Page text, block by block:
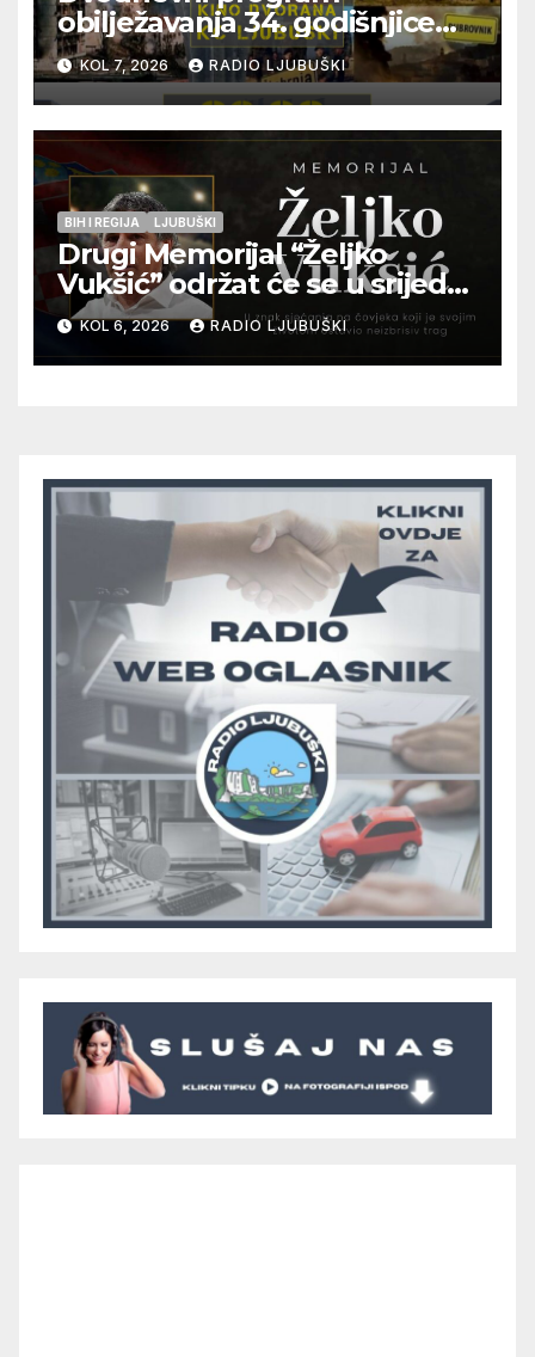
obilježavanja 34. godišnjice
pogibije generala Blaža
Kraljevića i osmorice
pripadnika HOS-a
KOL 7, 2026 RADIO LJUBUŠKI
BIH I REGIJA LJUBUŠKI
Drugi Memorijal “Željko
Vukšić” održat će se u srijedu
12. kolovoza u Otoku
KOL 6, 2026 RADIO LJUBUŠKI